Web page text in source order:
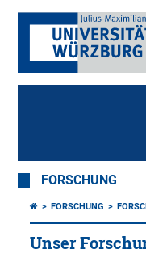
FORSCHUNG
FORSCHUNG
Unser